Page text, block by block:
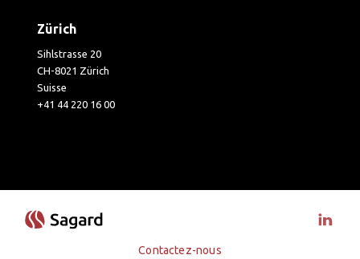
Zürich
Sihlstrasse 20
CH-8021 Zürich
Suisse
+41 44 220 16 00
Contactez-nous